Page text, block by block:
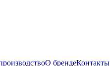
О брендеКонтакты